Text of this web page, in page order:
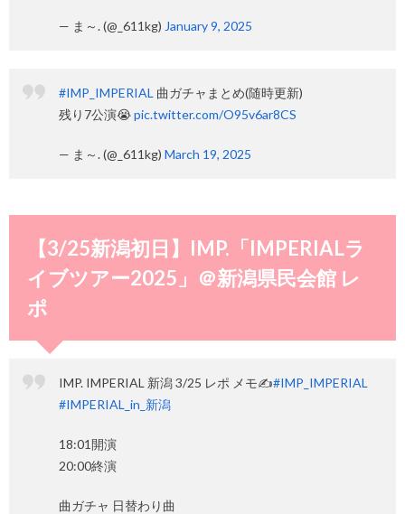
— ま～. (@_611kg) January 9, 2025
#IMP_IMPERIAL 曲ガチャまとめ(随時更新)
残り7公演😭pic.twitter.com/O95v6ar8CS
— ま～. (@_611kg) March 19, 2025
【3/25新潟初日】IMP.「IMPERIALラ
イブツアー2025」＠新潟県民会館 レ
ポ
IMP. IMPERIAL 新潟 3/25 レポ メモ✍#IMP_IMPERIAL
#IMPERIAL_in_新潟
18:01開演
20:00終演
曲ガチャ 日替わり曲